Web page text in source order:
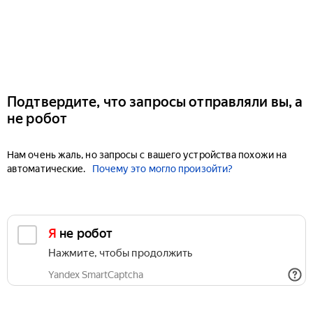
Подтвердите, что запросы отправляли вы, а
не робот
Нам очень жаль, но запросы с вашего устройства похожи на
автоматические.
Почему это могло произойти?
Я не робот
Нажмите, чтобы продолжить
Yandex SmartCaptcha